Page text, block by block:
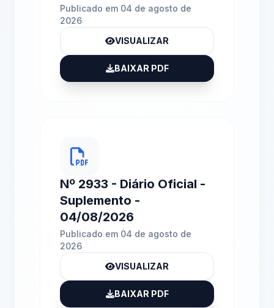
Publicado em 04 de agosto de
2026
VISUALIZAR
BAIXAR PDF
Nº 2933 - Diário Oficial -
Suplemento -
04/08/2026
Publicado em 04 de agosto de
2026
VISUALIZAR
BAIXAR PDF